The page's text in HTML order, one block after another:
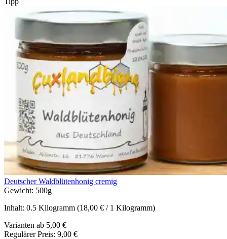
Deutscher Waldblütenhonig cremig
Gewicht: 500g
Inhalt: 0.5 Kilogramm (18,00 € / 1 Kilogramm)
Varianten ab 5,00 €
Regulärer Preis: 9,00 €